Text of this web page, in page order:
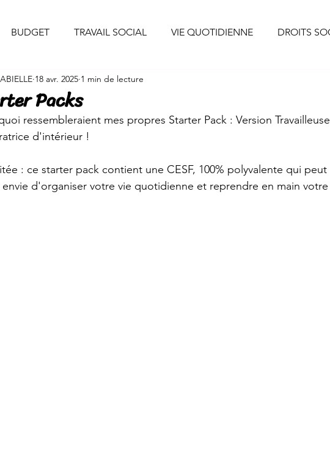
BUDGET TRAVAIL SOCIAL VIE QUOTIDIENNE DROITS
CONSEILS DECO
SANTE/ALIMENTATION
VIE D'ENTREPRENEURE CONSOMMATION ENERGIE/EAU
Packs
18 avr. 2025 1 min de lecture
ressembleraient mes propres Starter Pack : Version
d'intérieur !
: ce starter pack contient une CESF, 100% polyvalente qui
envie d'organiser votre vie quotidienne et reprendre en main